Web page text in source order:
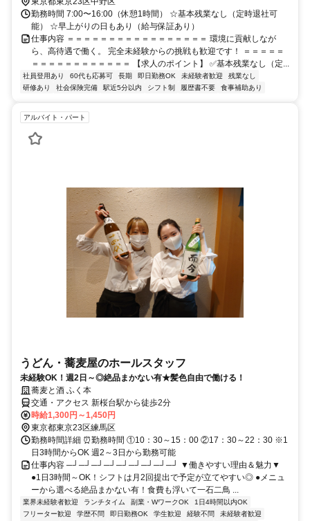
勤務時間 7:00〜16:00（休憩1時間） ☆基本残業なし（定時退社可
能） ☆早上がりの日もあり（給与保証あり）
仕事内容 ＝＝＝＝＝＝＝＝＝＝＝＝＝＝＝＝＝ 環境に貢献しなが
ら、高待遇で働く。 完全未経験からの挑戦も歓迎です！ ＝＝＝＝＝
＝＝＝＝＝＝＝＝＝＝＝＝ 【求人のポイント】 ✅基本残業なし（定...
社員登用あり 60代も応募可 長期 即日勤務OK 未経験者歓迎
残業なし
研修あり
社会保険完備 駅近5分以内 シフト制 履歴書不要 食事補助あり
アルバイト・パート
うどん・蕎麦屋のホールスタッフ
未経験OK！週2日～◎絶品まかない有★髪色自由で働ける！
蕎麦と酒 ふく本
交通・アクセス 新桜台駅から徒歩2分
時給1,300円～1,450円
東京都東京23区練馬区
勤務時間詳細 ⏰勤務時間 ①10：30～15：00 ②17：30～22：30 ※1
日3時間からOK 週2～3日から勤務可能
仕事内容 ─┘─┘─┘─┘─┘─┘─┘─┘─┘ ▼働きやすい理由＆魅力▼
●1日3時間～OK！シフトは月2回提出で予定が立てやすい◎ ●メニュ
ーから選べる絶品まかない有！食費も浮いて一石二鳥 ...
業界未経験者歓迎 ランチタイム 副業・WワークOK
1日4時間以内OK
フリーター歓迎
学歴不問 即日勤務OK 学生歓迎 経験不問
未経験者歓迎